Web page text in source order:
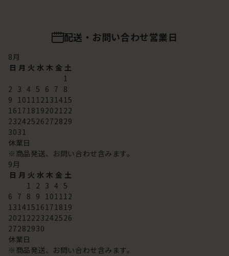
配送・お問い合わせ営業日
8月
日 月 火 水 木 金 土
1
2 3 4 5 6 7 8
9 101112131415
16171819202122
23242526272829
3031
休業日
※商品発送、お問い合わせ含みます。
9月
日 月 火 水 木 金 土
1 2 3 4 5
6 7 8 9 101112
13141516171819
20212223242526
27282930
休業日
※商品発送、お問い合わせ含みます。